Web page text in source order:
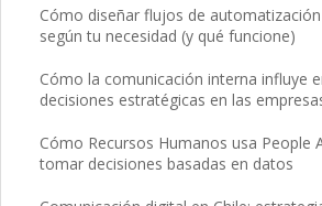
Cómo diseñar flujos de
según tu necesidad (y qué funcione)
Cómo la comunicación interna influye
decisiones estratégicas en las
Cómo Recursos Humanos usa People
tomar decisiones basadas en datos